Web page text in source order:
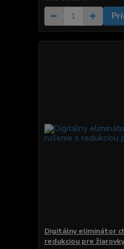
Digitálny eliminátor
redukciou pre